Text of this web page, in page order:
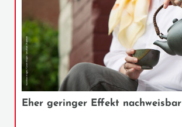
Eher geringer Effekt nachweisbar